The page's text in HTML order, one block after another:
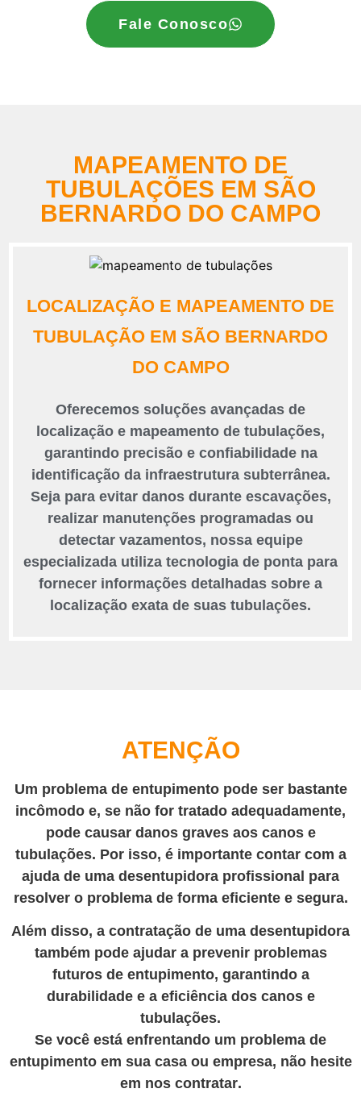
Fale Conosco
MAPEAMENTO DE
TUBULAÇÕES EM SÃO
BERNARDO DO CAMPO
LOCALIZAÇÃO E MAPEAMENTO DE
TUBULAÇÃO EM SÃO BERNARDO
DO CAMPO
Oferecemos soluções avançadas de
localização e mapeamento de tubulações,
garantindo precisão e confiabilidade na
identificação da infraestrutura subterrânea.
Seja para evitar danos durante escavações,
realizar manutenções programadas ou
detectar vazamentos, nossa equipe
especializada utiliza tecnologia de ponta para
fornecer informações detalhadas sobre a
localização exata de suas tubulações.
ATENÇÃO
Um problema de entupimento pode ser bastante
incômodo e, se não for tratado adequadamente,
pode causar danos graves aos canos e
tubulações. Por isso, é importante contar com a
ajuda de uma desentupidora profissional para
resolver o problema de forma eficiente e segura.
Além disso, a contratação de uma desentupidora
também pode ajudar a prevenir problemas
futuros de entupimento, garantindo a
durabilidade e a eficiência dos canos e
tubulações.
Se você está enfrentando um problema de
entupimento em sua casa ou empresa, não hesite
em nos contratar.